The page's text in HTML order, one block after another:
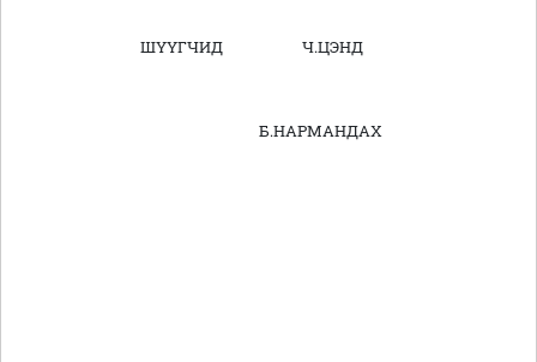
ШҮҮГЧИД Ч.ЦЭНД
Б.НАРМАНДАХ